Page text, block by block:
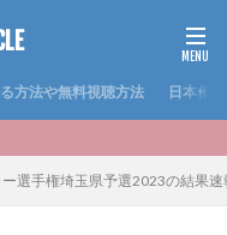
方法や無料視聴方法 日本代表
選手権埼玉県予選2023の結果